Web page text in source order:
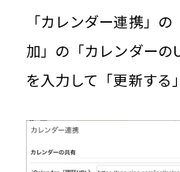
「カレンダー連携」
加」の「カレンダーの
を入力して「更新する